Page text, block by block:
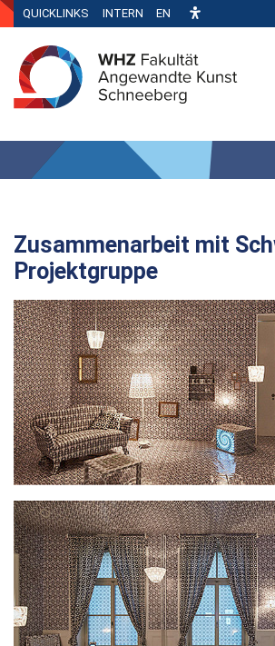
QUICKLINKS INTERN EN
Zusammenarbeit mit
Projektgruppe